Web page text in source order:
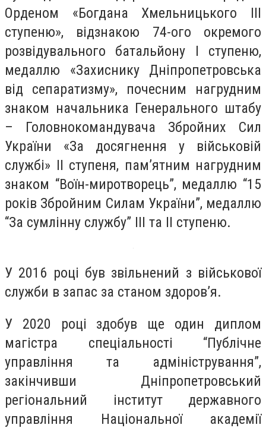
Орденом «Богдана Хмельницького ІІІ
ступеню», відзнакою 74-ого окремого
розвідувального батальйону І ступеню,
медаллю «Захиснику Дніпропетровська
від сепаратизму», почесним нагрудним
знаком начальника Генерального штабу
– Головнокомандувача Збройних Сил
України «За досягнення у військовій
службі» ІІ ступеня, пам’ятним нагрудним
знаком “Воїн-миротворець”, медаллю “15
років Збройним Силам України”, медаллю
“За сумлінну службу” ІІІ та ІІ ступеню.
У 2016 році був звільнений з військової
служби в запас за станом здоров’я.
У 2020 році здобув ще один диплом
магістра спеціальності “Публічне
управління та адміністрування”,
закінчивши Дніпропетровський
регіональний інститут державного
управління Національної академії